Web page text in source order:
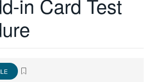
in Card Test